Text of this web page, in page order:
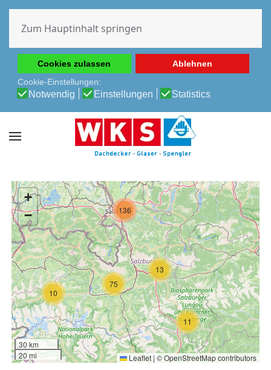
Erfahrung auf unserer Website zu ermöglichen.
Cookie-Richtlinie
Datenschutz-Bestimmungen
Cookies zulassen
Ablehnen
Cookie-Einstellungen:
Notwendig Einstellungen Statistics
Zum Hauptinhalt springen
10
11
13
75
136
+
−
30 km
20 mi
Leaflet | ©OpenStreetMapcontributors